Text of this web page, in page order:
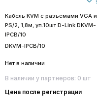
Кабель KVM с разъемами VGA и
PS/2, 1,8м, уп.10шт D-Link DKVM-
IPCB/10
DKVM-IPCB/10
Нет в наличии
В наличии у партнеров: 0 шт
Цена после регистрации